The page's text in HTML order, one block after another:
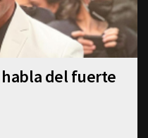
del fuerte